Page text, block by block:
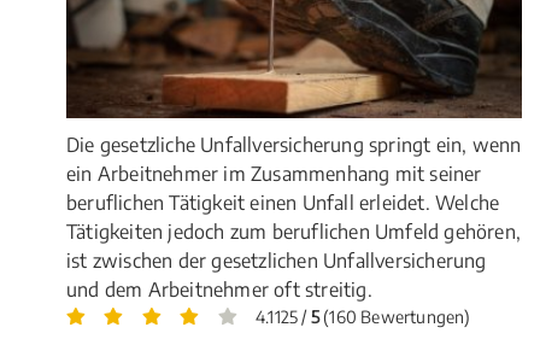
Die gesetzliche Unfallversicherung springt ein, wenn
ein Arbeitnehmer im Zusammenhang mit seiner
beruflichen Tätigkeit einen Unfall erleidet. Welche
Tätigkeiten jedoch zum beruflichen Umfeld gehören,
ist zwischen der gesetzlichen Unfallversicherung
und dem Arbeitnehmer oft streitig.
4.1125 / 5(160 Bewertungen)